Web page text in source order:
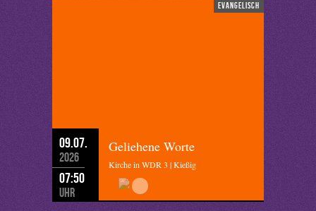
evangelisch
09.07.
2026
07:50
Uhr
Geliehene Worte
Kirche in WDR 3 | Kießig